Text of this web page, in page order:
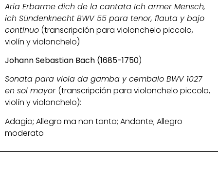
Aria Erbarme dich de la cantata Ich armer Mensch,
ich Sündenknecht BWV 55 para tenor, flauta y bajo
continuo (transcripción para violonchelo piccolo,
violín y violonchelo)
Johann Sebastian Bach (1685-1750)
Sonata para viola da gamba y cembalo BWV 1027
en sol mayor (transcripción para violonchelo piccolo,
violín y violonchelo):
Adagio; Allegro ma non tanto; Andante; Allegro
moderato